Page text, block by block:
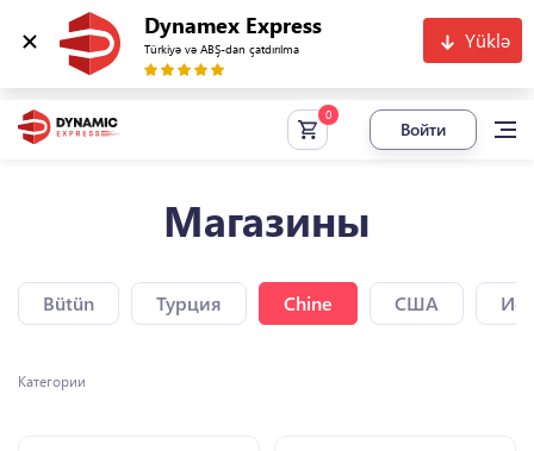
Dynamex Express
Türkiyə və ABŞ-dan çatdırılma Yüklə
Войти
Магазины
Bütün Турция Chine США
Категории